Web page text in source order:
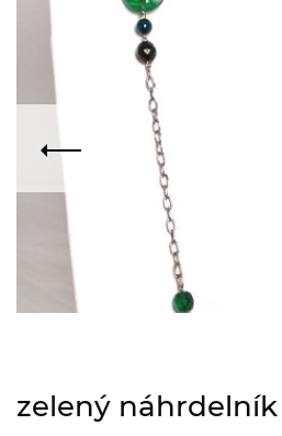
zelený